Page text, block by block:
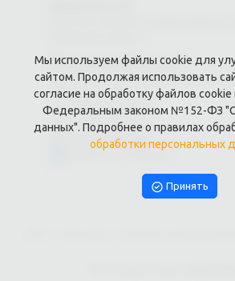
Контакты филиала
Москва,Метро Бунинская аллея
Руднева 20 офис 306
+7 (985) 548-96-87
+7 (985) 548-96-87
kopirkin24@mail.ru
Написать в Telegram
Мы используем файлы cookie для
сайтом. Продолжая использовать
согласие на обработку файлов
Федеральным законом №152-ФЗ
данных". Подробнее о правилах
обработки персональных
Принять